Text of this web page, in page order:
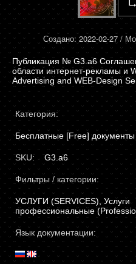
Создано: 2022-02-27 /
G3.a6
области интернет-рекламы и
Advertising and WEB-Design
Категория:
Бесплатные [Free] документы
SKU: G3.a6
Фильтры / категории:
УСЛУГИ (SERVICES), Услуги
профессиональные
Язык документации: